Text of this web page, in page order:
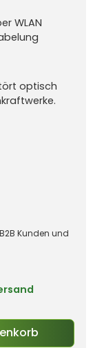
WLAN
optisch
Kunden und